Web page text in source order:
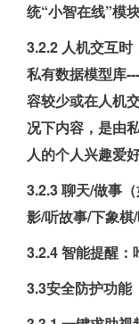
统“小智在线”模块
3.2.2 人机交互时
私有数据模型库
容较少或在人机
况下内容，是由
人的个人兴趣爱
3.2.3 聊天/做事
影/听故事/下象棋
3.2.4 智能提醒：
3.3安全防护功能